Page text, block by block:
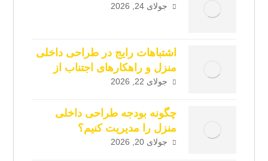
جولای 24, 2026
اشتباهات رایج در طراحی داخلی
منزل و راهکارهای اجتناب از
آن‌هاجولای 22, 2026
چگونه بودجه طراحی داخلی
منزل را مدیریت کنیم؟
جولای 20, 2026